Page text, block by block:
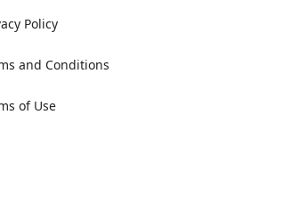
Policy
and Conditions
of Use